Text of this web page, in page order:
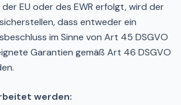
EU oder des EWR erfolgt, wird der
dass entweder ein
im Sinne von Art 45 DSGVO
Garantien gemäß Art 46 DSGVO
werden: